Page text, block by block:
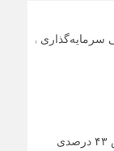
و
امنیت مردم خط قرمز پلیس است/ افزایش ۴۳ درصدی